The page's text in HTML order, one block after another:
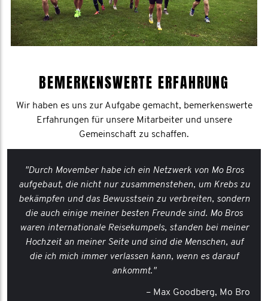
BEMERKENSWERTE ERFAHRUNG
Wir haben es uns zur Aufgabe gemacht, bemerkenswerte
Erfahrungen für unsere Mitarbeiter und unsere
Gemeinschaft zu schaffen.
"Durch Movember habe ich ein Netzwerk von Mo Bros
aufgebaut, die nicht nur zusammenstehen, um Krebs zu
bekämpfen und das Bewusstsein zu verbreiten, sondern
die auch einige meiner besten Freunde sind. Mo Bros
waren internationale Reisekumpels, standen bei meiner
Hochzeit an meiner Seite und sind die Menschen, auf
die ich mich immer verlassen kann, wenn es darauf
ankommt."
– Max Goodberg, Mo Bro